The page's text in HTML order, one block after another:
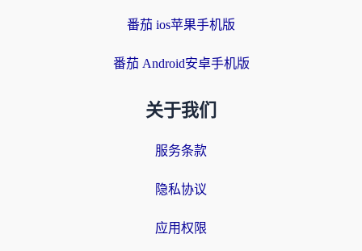
番茄 ios苹果手机版
番茄 Android安卓手机版
关于我们
服务条款
隐私协议
应用权限